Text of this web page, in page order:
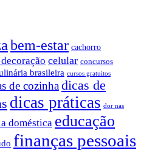
bem-estar cachorro
celular concursos
brasileira cursos gratuitos
de cozinhadicas de
dicas práticas dor nas
doméstica educação
finanças pessoais